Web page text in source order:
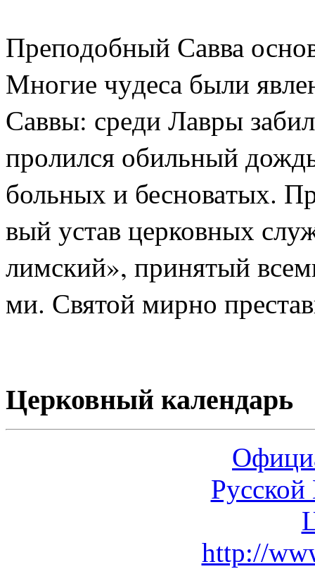
Пре­по­доб­ный Сав­ва
Мно­гие чу­де­са бы­ли
Сав­вы: сре­ди Лав­ры
про­лил­ся обиль­ный
боль­ных и бес­но­ва­тых.
вый устав цер­ков­ных
лим­ский», при­ня­тый
ми. Свя­той мир­но
Церковный календарь
http://